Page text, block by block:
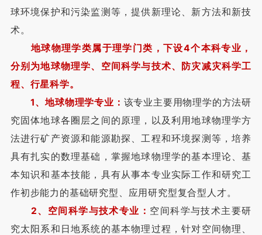
球环境保护和污染监测等，提供新理论、新方法和新技
术。
地球物理学类属于理学门类，下设4个本科专业，
分别为地球物理学、空间科学与技术、防灾减灾科学工
程、行星科学。
1、地球物理学专业： 该专业主要用物理学的方法研
究固体地球各圈层之间的原理，以及利用地球物理学方
法进行矿产资源和能源勘探、工程和环境探测等，培养
具有扎实的数理基础，掌握地球物理学的基本理论、基
本知识和基本技能，具有从事本专业实际工作和研究工
作初步能力的基础研究型、应用研究型复合型人才。
2、空间科学与技术专业： 空间科学与技术主要研
究太阳系和日地系统的基本物理过程，针对空间物理、